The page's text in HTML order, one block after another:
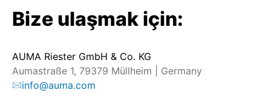
Bize ulaşmak için:
AUMA Riester GmbH & Co. KG
Aumastraße 1, 79379 Müllheim | Germany
info@auma.com